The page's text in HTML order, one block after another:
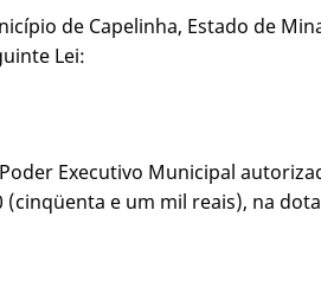
de Capelinha, Estado de
Lei:
Poder Executivo Municipal
(cinqüenta e um mil reais), na